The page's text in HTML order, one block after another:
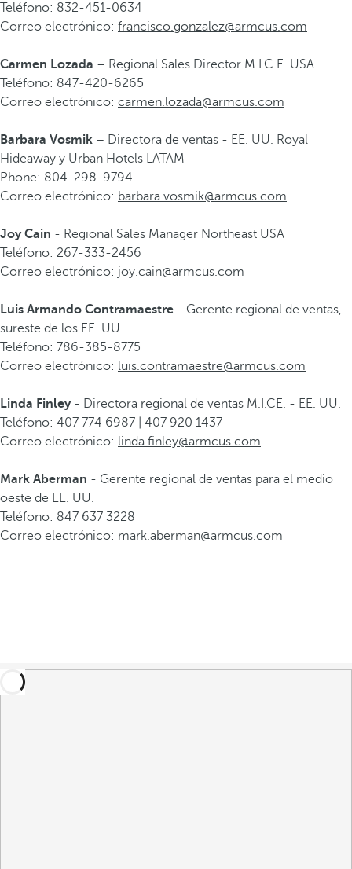
Teléfono: 832-451-0634
Correo electrónico: francisco.gonzalez@armcus.com
Carmen Lozada – Regional Sales Director M.I.C.E. USA
Teléfono: 847-420-6265
Correo electrónico: carmen.lozada@armcus.com
Barbara Vosmik – Directora de ventas - EE. UU. Royal
Hideaway y Urban Hotels LATAM
Phone: 804-298-9794
Correo electrónico: barbara.vosmik@armcus.com
Joy Cain - Regional Sales Manager Northeast USA
Teléfono: 267-333-2456
Correo electrónico: joy.cain@armcus.com
Luis Armando Contramaestre - Gerente regional de ventas,
sureste de los EE. UU.
Teléfono: 786-385-8775
Correo electrónico: luis.contramaestre@armcus.com
Linda Finley- Directora regional de ventas M.I.CE. - EE. UU.
Teléfono: 407 774 6987 | 407 920 1437
Correo electrónico: linda.finley@armcus.com
Mark Aberman - Gerente regional de ventas para el medio
oeste de EE. UU.
Teléfono: 847 637 3228
Correo electrónico: mark.aberman@armcus.com